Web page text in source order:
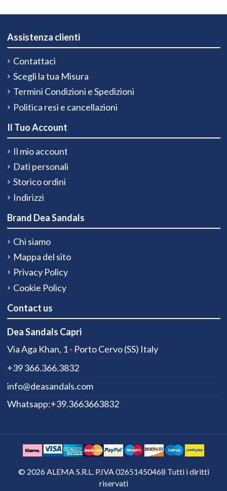
Assistenza clienti
Contattaci
Scegli la tua Misura
Termini Condizioni e Spedizioni
Politica resi e cancellazioni
Il Tuo Account
Il mio account
Dati personali
Storico ordini
Indirizzi
Brand Dea Sandals
Chi siamo
Mappa del sito
Privacy Policy
Cookie Policy
Contact us
Dea Sandals Capri
Via Aga Khan, 1 - Porto Cervo (SS) Italy
+39 366.366.3832
info@deasandals.com
Whatsapp:+39.3663663832
© 2026 ALEMA S.R.L. P.IVA 02651450468 Tutti i diritti
riservati